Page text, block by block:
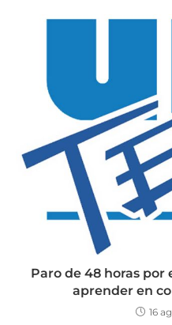
Paro de 48 horas por
aprender en
16